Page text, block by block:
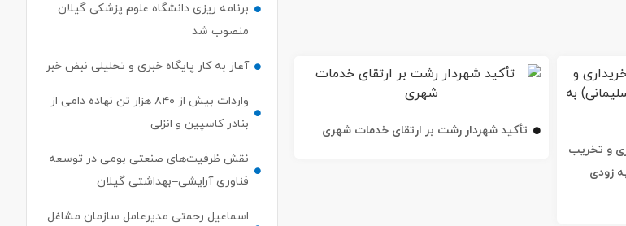
و تخریب
به زودی
تأکید شهردار رشت بر ارتقای خدمات شهری
برنامه ریزی دانشگاه علوم پزشکی گیلان
منصوب شد
آغاز به کار پایگاه خبری و تحلیلی نبض خبر
واردات بیش از ۸۴۰ هزار تن نهاده دامی از
بنادر كاسپین و انزلی
نقش ظرفیت‌های صنعتی بومی در توسعه
فناوری آرایشی–بهداشتی گیلان
اسماعیل رحمتی مدیرعامل سازمان مشاغل